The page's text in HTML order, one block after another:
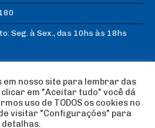
Seg. à Sex., das 10hs às 18hs
Brasileira de Escalada
Design:
Imagética Design
em nosso site para lembrar das
em "Aceitar tudo" você dá
uso de TODOS os cookies no
visitar "Configurações" para